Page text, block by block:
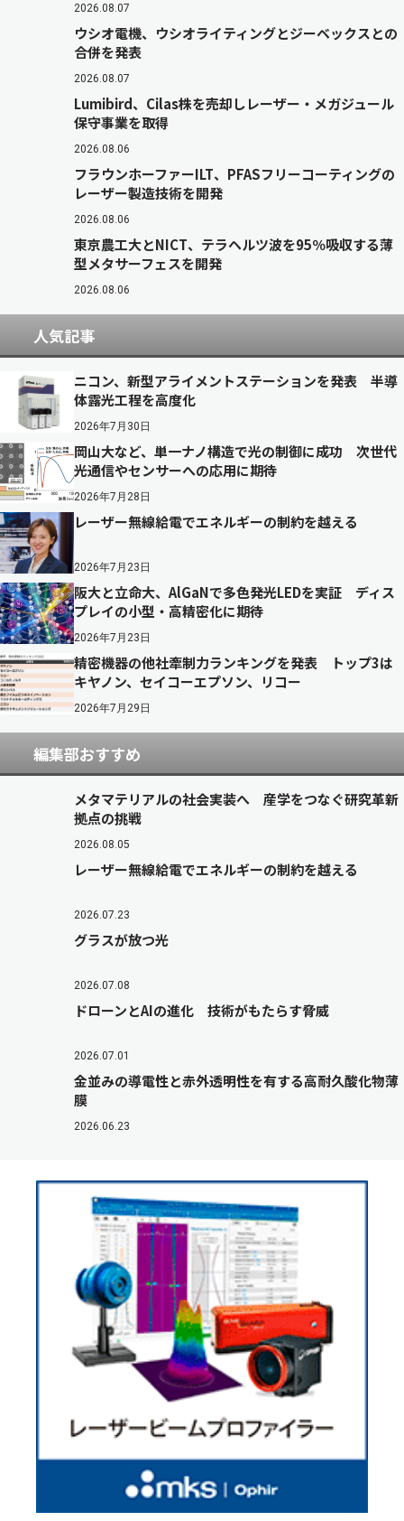
2026.08.07
ウシオ電機、ウシオライティングとジーベックスとの
合併を発表
2026.08.07
Lumibird、Cilas株を売却しレーザー・メガジュール
保守事業を取得
2026.08.06
フラウンホーファーILT、PFASフリーコーティングの
レーザー製造技術を開発
2026.08.06
東京農工大とNICT、テラヘルツ波を95％吸収する薄
型メタサーフェスを開発
2026.08.06
人気記事
ニコン、新型アライメントステーションを発表 半導
体露光工程を高度化
2026年7月30日
岡山大など、単一ナノ構造で光の制御に成功 次世代
光通信やセンサーへの応用に期待
2026年7月28日
レーザー無線給電でエネルギーの制約を越える
2026年7月23日
阪大と立命大、AlGaNで多色発光LEDを実証 ディス
プレイの小型・高精密化に期待
2026年7月23日
精密機器の他社牽制力ランキングを発表 トップ3は
キヤノン、セイコーエプソン、リコー
2026年7月29日
編集部おすすめ
メタマテリアルの社会実装へ 産学をつなぐ研究革新
拠点の挑戦
2026.08.05
レーザー無線給電でエネルギーの制約を越える
2026.07.23
グラスが放つ光
2026.07.08
ドローンとAIの進化 技術がもたらす脅威
2026.07.01
金並みの導電性と赤外透明性を有する高耐久酸化物薄
膜
2026.06.23